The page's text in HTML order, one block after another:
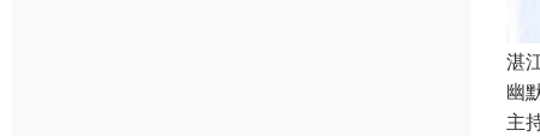
湛
幽
主